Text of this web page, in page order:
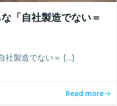
「自社製造でない＝
社製造でない＝ […]
Read more